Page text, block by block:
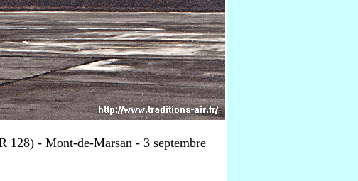
128) - Mont-de-Marsan - 3 septembre